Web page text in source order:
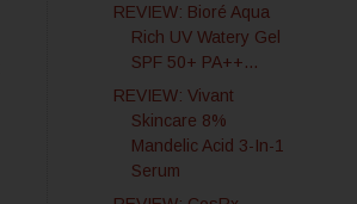
REVIEW: Bioré Aqua
Rich UV Watery Gel
SPF 50+ PA++...
REVIEW: Vivant
Skincare 8%
Mandelic Acid 3-In-1
Serum